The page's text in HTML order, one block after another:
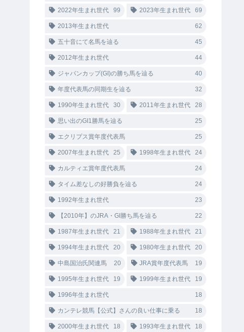
2022年生まれ世代 99 2023年生まれ世代 69
2013年生まれ世代 62
五十音にて名馬を辿る 45
2012年生まれ世代 44
ジャパンカップ(GI)の勝ち馬を辿る 40
年度代表馬の同期生を辿る 32
1990年生まれ世代 30 2011年生まれ世代 28
思い出のGI1勝馬を辿る 25
エクリプス賞年度代表馬 25
2007年生まれ世代 25 1998年生まれ世代 24
カルティエ賞年度代表馬 24
タイム差なしの好勝負を辿る 24
1992年生まれ世代 23
【2010年】のJRA・GI勝ち馬を辿る 22
1987年生まれ世代 21 1988年生まれ世代 21
1994年生まれ世代 20 1980年生まれ世代 20
中島国治氏関連馬 20 JRA賞年度代表馬 19
1995年生まれ世代 19 1999年生まれ世代 19
1996年生まれ世代 18
カンテレ競馬【公式】さんの良い仕事に乗る 18
2000年生まれ世代 18 1993年生まれ世代 18